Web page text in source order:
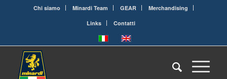
Chi siamo Minardi Team GEAR
Merchandising
Links
Contatti